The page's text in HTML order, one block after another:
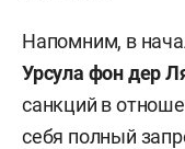
Напомним, в
Урсула фон дер
санкций в
себя полный